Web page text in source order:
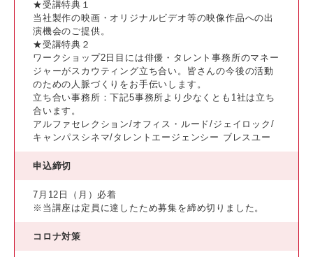
★受講特典１
当社製作の映画・オリジナルビデオ等の映像作品への出
演機会のご提供。
★受講特典２
ワークショップ2日目には俳優・タレント事務所のマネー
ジャーがスカウティング立ち合い。皆さんの今後の活動
のための人脈づくりをお手伝いします。
立ち合い事務所：下記5事務所より少なくとも1社は立ち
合います。
アルファセレクション/オフィス・ルード/ジェイロック/
キャンパスシネマ/タレントエージェンシー ブレスユー
申込締切
7月12日（月）必着
※当講座は定員に達したため募集を締め切りました。
コロナ対策